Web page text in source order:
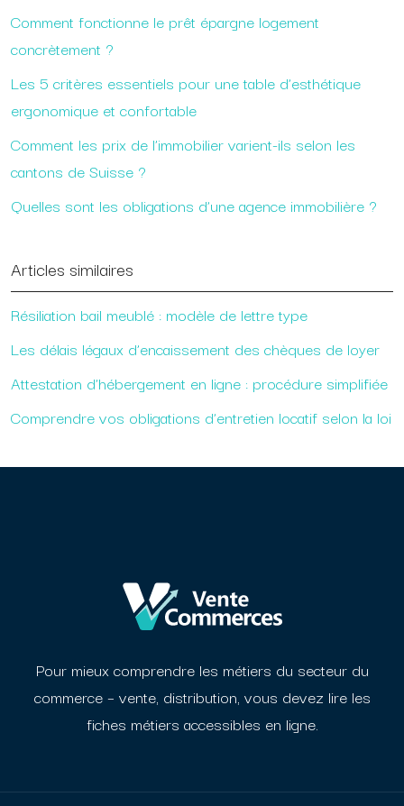
Comment fonctionne le prêt épargne logement
concrètement ?
Les 5 critères essentiels pour une table d’esthétique
ergonomique et confortable
Comment les prix de l’immobilier varient-ils selon les
cantons de Suisse ?
Quelles sont les obligations d’une agence immobilière ?
Articles similaires
Résiliation bail meublé : modèle de lettre type
Les délais légaux d’encaissement des chèques de loyer
Attestation d’hébergement en ligne : procédure simplifiée
Comprendre vos obligations d’entretien locatif selon la loi
Pour mieux comprendre les métiers du secteur du
commerce – vente, distribution, vous devez lire les
fiches métiers accessibles en ligne.